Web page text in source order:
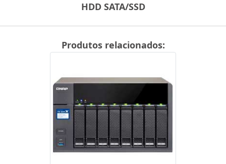
HDD SATA/SSD
Produtos relacionados: